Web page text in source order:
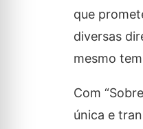
que
diversas
mesmo
Com
única e